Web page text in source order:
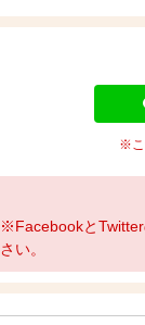
※こ
※Facebookと
さい。